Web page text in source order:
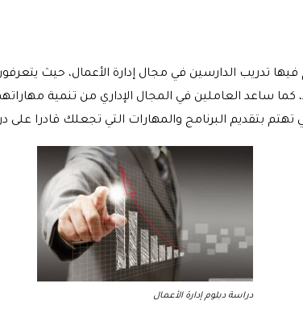
فيها تدريب الدارسين في مجال إدارة الأعمال، حيث
ساعد العاملين في المجال الإداري من تنمية
تهتم بتقديم البرنامج والمهارات التي تجعلك قادرا على
دراسة دبلوم إدارة الأعمال